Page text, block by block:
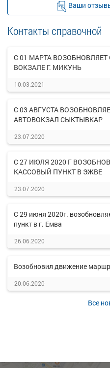
Ваши
Контакты справочной
С 01 МАРТА
ВОКЗАЛЕ Г. МИКУНЬ
10.03.2021
С 03 АВГУСТА
АВТОВОКЗАЛ СЫКТЫВКАР
23.07.2020
С 27 ИЮЛЯ 2020 Г
КАССОВЫЙ ПУНКТ В ЭЖВЕ
23.07.2020
С 29 июня 2020г.
пункт в г. Емва
26.06.2020
Возобновил движение
20.06.2020
Все